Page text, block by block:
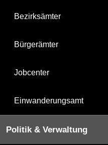
Bezirksämter
Bürgerämter
Jobcenter
Einwanderungsamt
Politik & Verwaltung